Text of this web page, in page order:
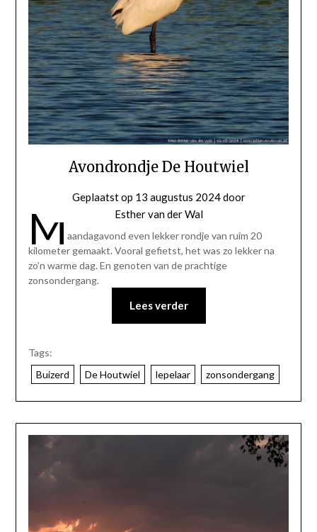
Avondrondje De Houtwiel
Geplaatst op 13 augustus 2024door
Esther van der Wal
M aandagavond even lekker rondje van ruim 20
kilometer gemaakt. Vooral gefietst, het was zo lekker na
zo’n warme dag. En genoten van de prachtige
zonsondergang.
Lees verder
Tags:
Buizerd
De Houtwiel lepelaar zonsondergang